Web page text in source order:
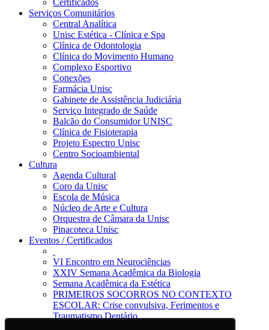
Certificados
Serviços Comunitários
Central Analítica
Unisc Estética - Clínica e Spa
Clínica de Odontologia
Clínica do Movimento Humano
Complexo Esportivo
Conexões
Farmácia Unisc
Gabinete de Assistência Judiciária
Serviço Integrado de Saúde
Balcão do Consumidor UNISC
Clínica de Fisioterapia
Projeto Espectro Unisc
Centro Socioambiental
Cultura
Agenda Cultural
Coro da Unisc
Escola de Música
Núcleo de Arte e Cultura
Orquestra de Câmara da Unisc
Pinacoteca Unisc
Eventos / Certificados
VI Encontro em Neurociências
XXIV Semana Acadêmica da Biologia
Semana Acadêmica da Estética
PRIMEIROS SOCORROS NO CONTEXTO
ESCOLAR: Crise convulsiva, Ferimentos e
Traumatismo Dentário